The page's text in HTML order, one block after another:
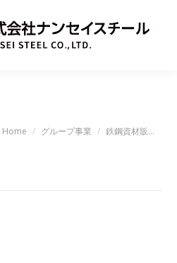
You are here:
Home グループ事業 鉄鋼資材販…